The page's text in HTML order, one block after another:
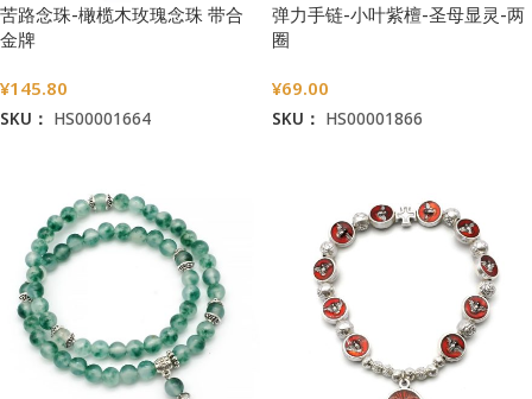
苦路念珠-橄榄木玫瑰念珠 带合
金牌
¥145.80
SKU： HS00001664
弹力手链-小叶紫檀-圣母显灵-两
圈
¥69.00
SKU： HS00001866